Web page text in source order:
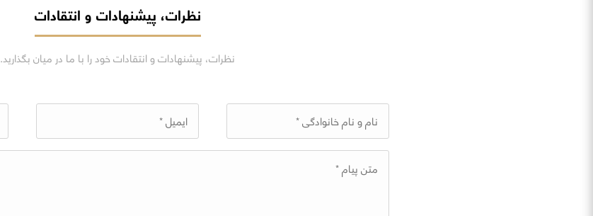
نظرات، پیشنهادات و انتقادات
نظرات، پیشنهادات و انتقادات خود را با ما در میان بگذارید.